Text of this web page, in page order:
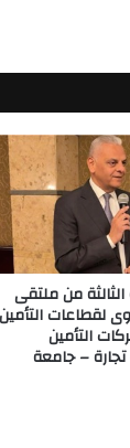
من ملتقى
لقطاعات التأمين
التأمين
– جامعة